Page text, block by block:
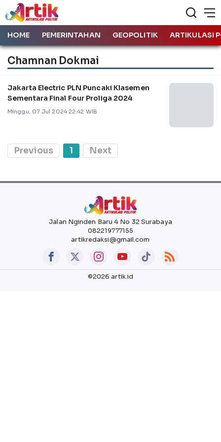
HOME PEMERINTAHAN GEOPOLITIK ARTIKULASI
Chamnan Dokmai
Jakarta Electric PLN Puncaki Klasemen
Sementara Final Four Proliga 2024
Minggu, 07 Jul 2024 22:42 WIB
Previous 1 Next
Jalan Nginden Baru 4 No 32 Surabaya
082219777155
artikredaksi@gmail.com
©2026 artik.id